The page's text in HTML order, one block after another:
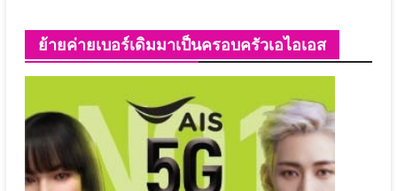
ย้ายค่ายเบอร์เดิมมาเป็นครอบครัวเอไอเอส